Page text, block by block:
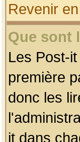
Revenir
Que sont
Les Post-
première
donc les
it dans